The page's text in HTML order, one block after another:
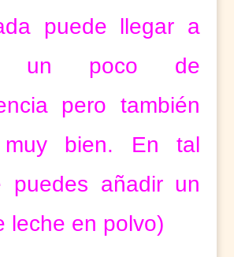
puede llegar a
un poco de
pero también
muy bien. En tal
puedes añadir un
leche en polvo)